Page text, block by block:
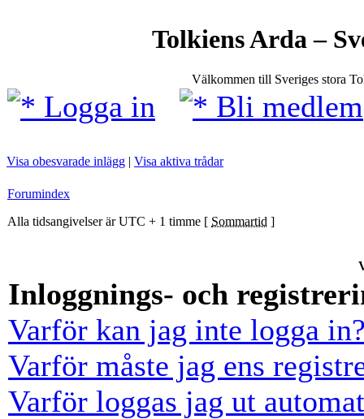
Tolkiens Arda –
Välkommen till Sveriges stora
Logga in Bli medlem
Visa obesvarade inlägg | Visa aktiva trådar
Forumindex
Alla tidsangivelser är UTC + 1 timme [ Sommartid ]
Inloggnings- och
Varför kan jag inte logga
Varför måste jag ens
Varför loggas jag ut